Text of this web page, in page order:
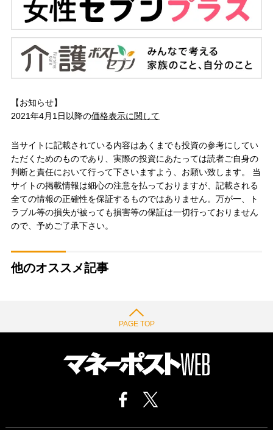
【お知らせ】
2021年4月1日以降の価格表示に関して
当サイトに記載されている内容はあくまでも投資の参考にしてい
ただくためのものであり、実際の投資にあたっては読者ご自身の
判断と責任において行って下さいますよう、お願い致します。 当
サイトの掲載情報は細心の注意を払っておりますが、記載される
全ての情報の正確性を保証するものではありません。万が一、ト
ラブル等の損失が被っても損害等の保証は一切行っておりません
ので、予めご了承下さい。
他のオススメ記事
PAGE TOP